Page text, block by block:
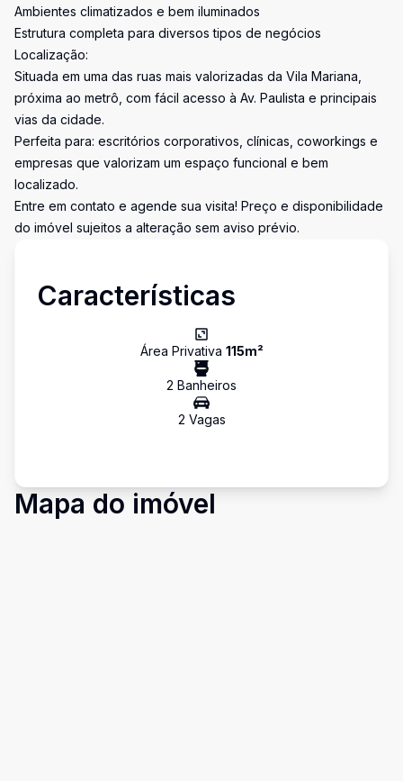
Ambientes climatizados e bem iluminados
Estrutura completa para diversos tipos de negócios
Localização:
Situada em uma das ruas mais valorizadas da Vila Mariana,
próxima ao metrô, com fácil acesso à Av. Paulista e principais
vias da cidade.
Perfeita para: escritórios corporativos, clínicas, coworkings e
empresas que valorizam um espaço funcional e bem
localizado.
Entre em contato e agende sua visita! Preço e disponibilidade
do imóvel sujeitos a alteração sem aviso prévio.
Características
Área Privativa 115m²
2 Banheiros
2 Vagas
Mapa do imóvel